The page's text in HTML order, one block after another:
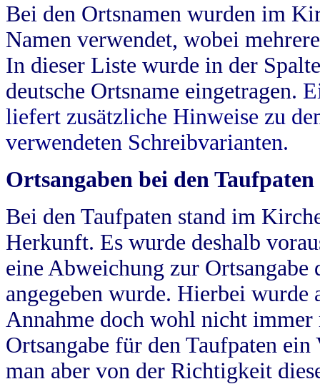
Bei den Ortsnamen wurden im
Namen verwendet, wobei
In dieser Liste wurde in der
deutsche Ortsname eingetragen.
liefert zusätzliche Hinweise zu
verwendeten Schreibvarianten.
Ortsangaben bei den Taufpaten
Bei den Taufpaten stand im
Herkunft. Es wurde deshalb
eine Abweichung zur
angegeben wurde. Hierbei wurde
Annahme doch wohl nicht
Ortsangabe für den Taufpaten
man aber von der Richtigkeit